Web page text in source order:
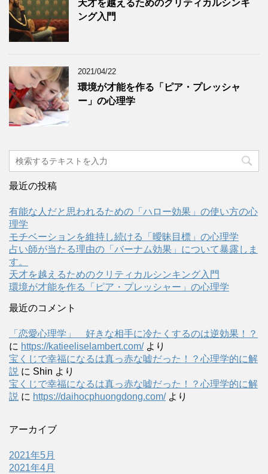
天才を越えるためのクリティカルシンキ
ング入門
2021/04/22
環境が才能を作る「ピア・プレッシャ
ー」の心理学
最近の投稿
有能な人だと思われるための「ハロー効果」の使い方の心
理学
モチベーションを維持し続ける「曖昧目標」の心理学
占い師が当たる理由の「バーナム効果」について暴露しま
す。
天才を越えるためのクリティカルシンキング入門
環境が才能を作る「ピア・プレッシャー」の心理学
最近のコメント
「恋愛心理学」 好きな相手に冷たくするのは逆効果！？
に https://katieeliselambert.com/より
宝くじで幸福になるは真っ赤な嘘だった！？心理学的に解
説 に Shin より
宝くじで幸福になるは真っ赤な嘘だった！？心理学的に解
説 に https://daihocphuongdong.com/より
アーカイブ
2021年5月
2021年4月